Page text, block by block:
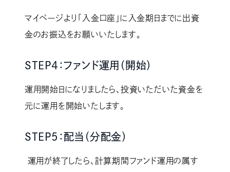
マイページより「入金口座」に入金期日までに出資
金のお振込をお願いいたします。
STEP4：ファンド運用（開始）
運用開始日になりましたら、投資いただいた資金を
元に運用を開始いたします。
STEP5：配当（分配金）
運用が終了したら、計算期間ファンド運用の属す